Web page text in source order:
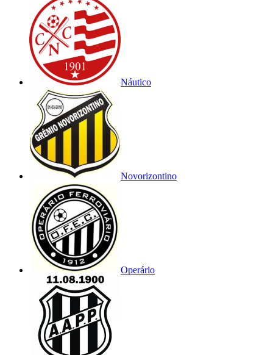
Náutico
Novorizontino
Operário